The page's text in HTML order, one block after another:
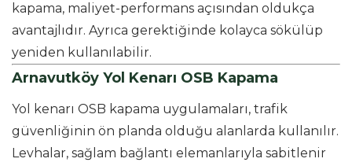
kapama, maliyet-performans açısından oldukça
avantajlıdır. Ayrıca gerektiğinde kolayca sökülüp
yeniden kullanılabilir.
Arnavutköy Yol Kenarı OSB Kapama
Yol kenarı OSB kapama uygulamaları, trafik
güvenliğinin ön planda olduğu alanlarda kullanılır.
Levhalar, sağlam bağlantı elemanlarıyla sabitlenir